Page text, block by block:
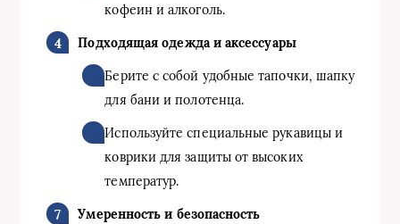
кофеин и алкоголь.
Подходящая одежда и аксессуары
Берите с собой удобные тапочки, шапку
для бани и полотенца.
Используйте специальные рукавицы и
коврики для защиты от высоких
температур.
Умеренность и безопасность